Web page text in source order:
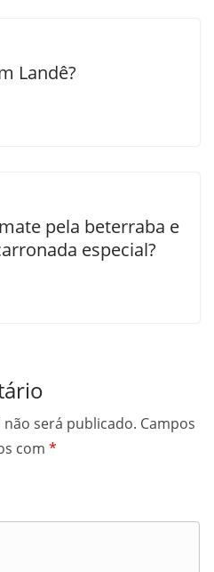
Landê?
pela beterraba e
especial?
não será publicado. Campos
com *